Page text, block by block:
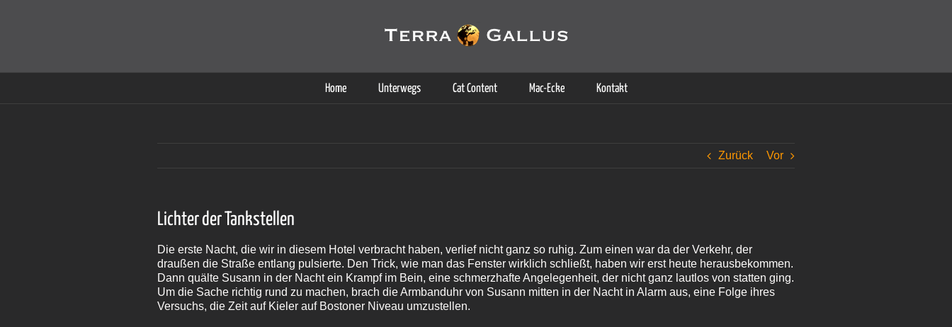
Home Unterwegs Cat Content Mac-Ecke Kontakt
Zurück Vor
Lichter der Tankstellen
Die erste Nacht, die wir in diesem Hotel verbracht haben, verlief nicht ganz so ruhig. Zum einen war da der Verkehr, der
draußen die Straße entlang pulsierte. Den Trick, wie man das Fenster wirklich schließt, haben wir erst heute herausbekommen.
Dann quälte Susann in der Nacht ein Krampf im Bein, eine schmerzhafte Angelegenheit, der nicht ganz lautlos von statten ging.
Um die Sache richtig rund zu machen, brach die Armbanduhr von Susann mitten in der Nacht in Alarm aus, eine Folge ihres
Versuchs, die Zeit auf Kieler auf Bostoner Niveau umzustellen.
Cookies helfen auf auf dieser Seite bei der Bereitstellung der Dienste. Durch die Nutzung dieser Webseite erklären Sie sich damit einverstanden, dass Cookies gesetzt werden.
Weitere Informationen